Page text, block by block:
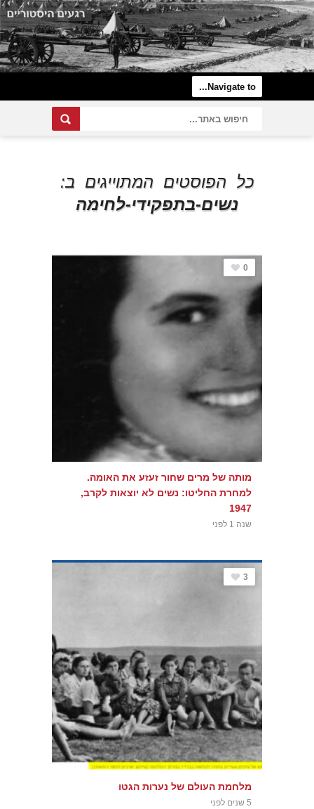
כל הפוסטים המתוייגים ב:
נשים-בתפקידי-לחימה
0
מותה של מרים שחור זעזע את האומה.
למחרת החליטו: נשים לא יוצאות לקרב,
1947
שנה 1 לפני
3
מלחמת העולם של נערות הגטו
5 שנים לפני